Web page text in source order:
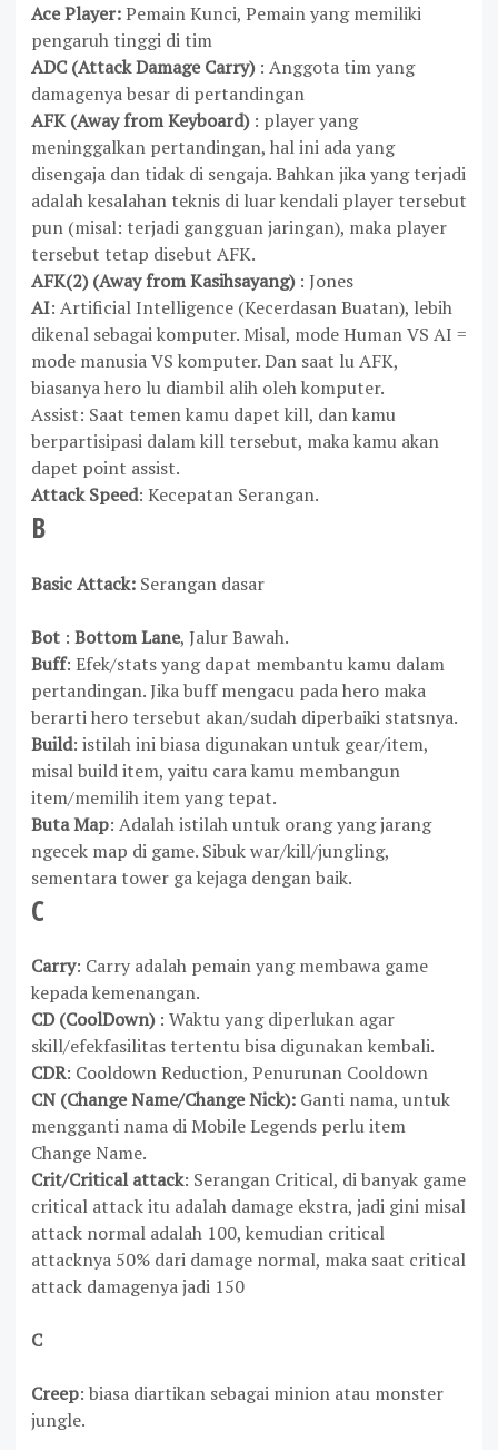
Ace Player:Pemain Kunci, Pemain yang memiliki
pengaruh tinggi di tim
ADC(Attack Damage Carry): Anggota tim yang
damagenya besar di pertandingan
AFK(Away from Keyboard): player yang
meninggalkan pertandingan, hal ini ada yang
disengaja dan tidak di sengaja. Bahkan jika yang terjadi
adalah kesalahan teknis di luar kendali player tersebut
pun (misal: terjadi gangguan jaringan), maka player
tersebut tetap disebut AFK.
AFK(2) (Away from Kasihsayang): Jones
AI: Artificial Intelligence (Kecerdasan Buatan), lebih
dikenal sebagai komputer. Misal, mode Human VS AI =
mode manusia VS komputer. Dan saat lu AFK,
biasanya hero lu diambil alih oleh komputer.
Assist: Saat temen kamu dapet kill, dan kamu
berpartisipasi dalam kill tersebut, maka kamu akan
dapet point assist.
Attack Speed: Kecepatan Serangan.
B
Basic Attack: Serangan dasar
Bot : Bottom Lane, Jalur Bawah.
Buff: Efek/stats yang dapat membantu kamu dalam
pertandingan. Jika buff mengacu pada hero maka
berarti hero tersebut akan/sudah diperbaiki statsnya.
Build: istilah ini biasa digunakan untuk gear/item,
misal build item, yaitu cara kamu membangun
item/memilih item yang tepat.
Buta Map: Adalah istilah untuk orang yang jarang
ngecek map di game. Sibuk war/kill/jungling,
sementara tower ga kejaga dengan baik.
C
Carry: Carry adalah pemain yang membawa game
kepada kemenangan.
CD(CoolDown): Waktu yang diperlukan agar
skill/efekfasilitas tertentu bisa digunakan kembali.
CDR: Cooldown Reduction, Penurunan Cooldown
CN (Change Name/Change Nick): Ganti nama, untuk
mengganti nama di Mobile Legends perlu item
Change Name.
Crit/Critical attack: Serangan Critical, di banyak game
critical attack itu adalah damage ekstra, jadi gini misal
attack normal adalah 100, kemudian critical
attacknya 50% dari damage normal, maka saat critical
attack damagenya jadi 150
C
Creep: biasa diartikan sebagai minion atau monster
jungle.